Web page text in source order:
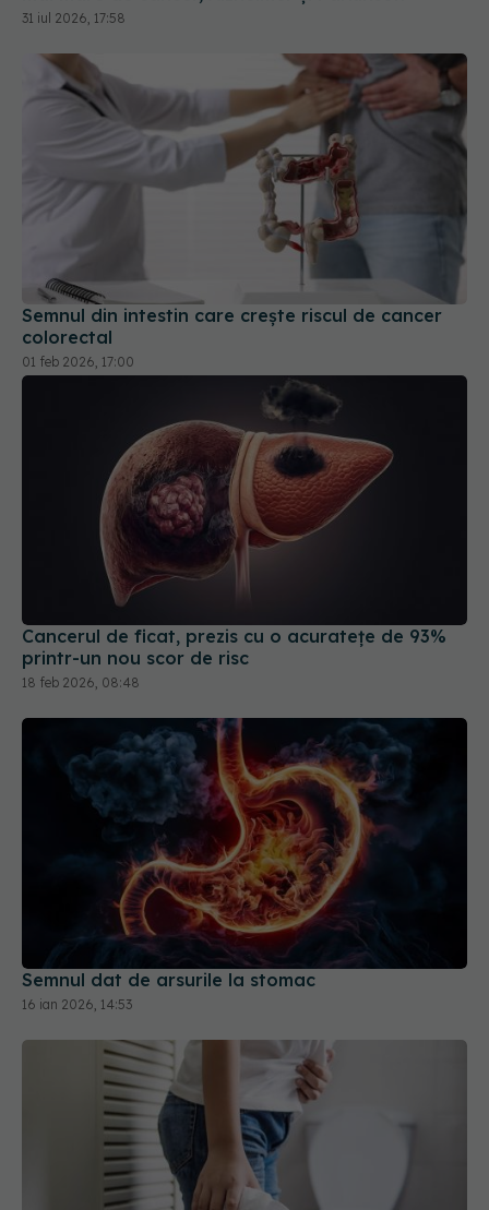
Semnul din intestin care crește riscul de cancer
colorectal
01 feb 2026, 17:00
Cancerul de ficat, prezis cu o acuratețe de 93%
printr-un nou scor de risc
18 feb 2026, 08:48
Semnul dat de arsurile la stomac